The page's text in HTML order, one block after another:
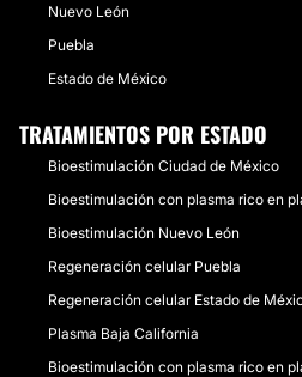
Guerrero
Hidalgo
Nuevo León
Puebla
Estado de México
TRATAMIENTOS POR ESTADO
Bioestimulación Ciudad de México
Bioestimulación con plasma rico en
Bioestimulación Nuevo León
Regeneración celular Puebla
Regeneración celular Estado de
Plasma Baja California
Bioestimulación con plasma rico en